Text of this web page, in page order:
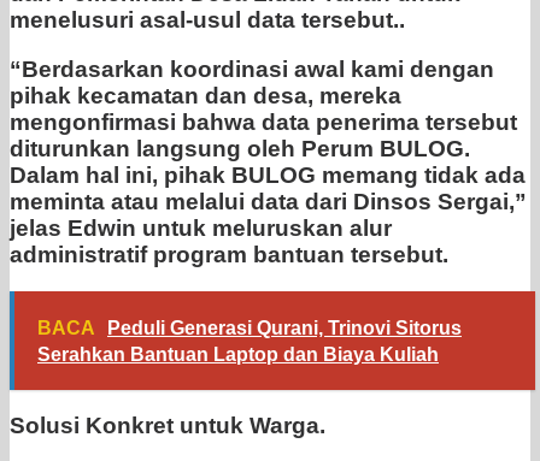
menelusuri asal-usul data tersebut..
“Berdasarkan koordinasi awal kami dengan
pihak kecamatan dan desa, mereka
mengonfirmasi bahwa data penerima tersebut
diturunkan langsung oleh Perum BULOG.
Dalam hal ini, pihak BULOG memang tidak ada
meminta atau melalui data dari Dinsos Sergai,”
jelas Edwin untuk meluruskan alur
administratif program bantuan tersebut.
BACA
Peduli Generasi Qurani, Trinovi Sitorus
Serahkan Bantuan Laptop dan Biaya Kuliah
Solusi Konkret untuk Warga.